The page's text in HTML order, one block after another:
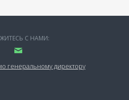
С НАМИ:
генеральному директору